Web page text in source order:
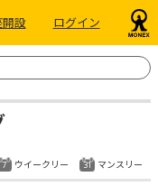
開設 ログイン
ウイークリー マンスリー